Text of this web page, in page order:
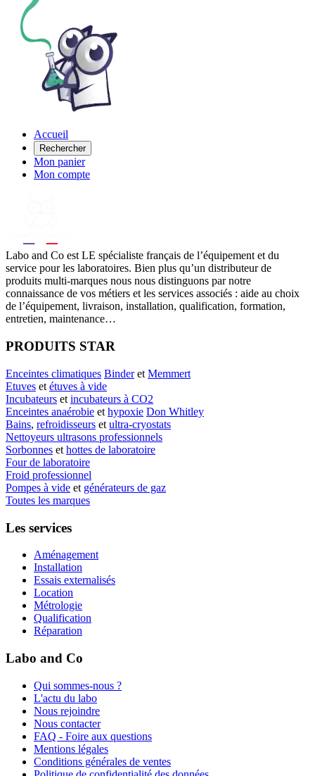
Accueil
Rechercher
Mon panier
Mon compte
Labo and Co est LE spécialiste français de l’équipement et du
service pour les laboratoires. Bien plus qu’un distributeur de
produits multi-marques nous nous distinguons par notre
connaissance de vos métiers et les services associés : aide au choix
de l’équipement, livraison, installation, qualification, formation,
entretien, maintenance…
PRODUITS STAR
Enceintes climatiques Binderet Memmert
Etuves et étuves à vide
Incubateurs et incubateurs à CO2
Enceintes anaérobie et hypoxie Don Whitley
Bains, refroidisseurs et ultra-cryostats
Nettoyeurs ultrasons professionnels
Sorbonnes et hottes de laboratoire
Four de laboratoire
Froid professionnel
Pompes à vide et générateurs de gaz
Toutes les marques
Les services
Aménagement
Installation
Essais externalisés
Location
Métrologie
Qualification
Réparation
Labo and Co
Qui sommes-nous ?
L'actu du labo
Nous rejoindre
Nous contacter
FAQ - Foire aux questions
Mentions légales
Conditions générales de ventes